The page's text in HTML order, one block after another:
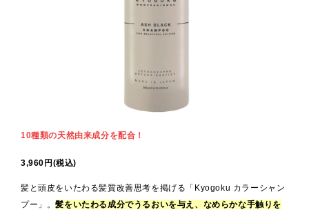
10種類の天然由来成分を配合！
3,960円(税込)
髪と頭皮をいたわる髪質改善思考を掲げる「Kyogoku カラーシャン
プー」。髪をいたわる成分でうるおいを与え、なめらかな手触りを